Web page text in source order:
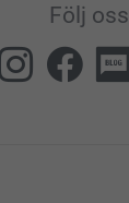
Följ oss